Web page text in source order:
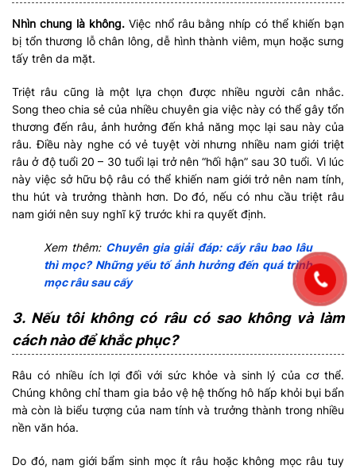
Nhìn chung là không. Việc nhổ râu bằng nhíp có thể khiến bạn
bị tổn thương lỗ chân lông, dễ hình thành viêm, mụn hoặc sưng
tấy trên da mặt.
Triệt râu cũng là một lựa chọn được nhiều người cân nhắc.
Song theo chia sẻ của nhiều chuyên gia việc này có thể gây tổn
thương đến râu, ảnh hưởng đến khả năng mọc lại sau này của
râu. Điều này nghe có vẻ tuyệt vời nhưng nhiều nam giới triệt
râu ở độ tuổi 20 – 30 tuổi lại trở nên “hối hận” sau 30 tuổi. Vì lúc
này việc sở hữu bộ râu có thể khiến nam giới trở nên nam tính,
thu hút và trưởng thành hơn. Do đó, nếu có nhu cầu triệt râu
nam giới nên suy nghĩ kỹ trước khi ra quyết định.
Xem thêm: Chuyên gia giải đáp: cấy râu bao lâu
thì mọc? Những yếu tố ảnh hưởng đến quá trình
mọc râu sau cấy
3. Nếu tôi không có râu có sao không và làm
cách nào để khắc phục?
Râu có nhiều ích lợi đối với sức khỏe và sinh lý của cơ thể.
Chúng không chỉ tham gia bảo vệ hệ thống hô hấp khỏi bụi bẩn
mà còn là biểu tượng của nam tính và trưởng thành trong nhiều
nền văn hóa.
Do đó, nam giới bẩm sinh mọc ít râu hoặc không mọc râu tuy